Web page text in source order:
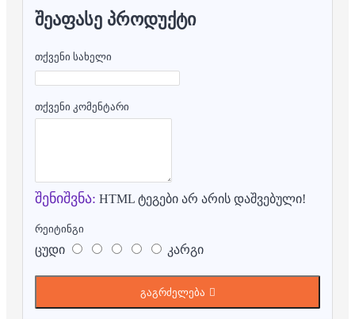
ᲨᲔᲐᲤᲐᲡᲔ ᲞᲠᲝᲓᲣᲥᲢᲘ
თქვენი სახელი
თქვენი კომენტარი
შენიშვნა: HTML ტეგები არ არის დაშვებული!
რეიტინგი
ცუდი კარგი
გაგრძელება